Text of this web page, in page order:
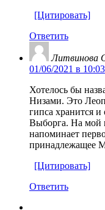
[Цитировать]
Ответить
Литвинова
01/06/2021 в 10:03
Хотелось бы
Низами. Это
гипса хранится и
Выборга. На мой
напоминает
принадлежащее
[Цитировать]
Ответить